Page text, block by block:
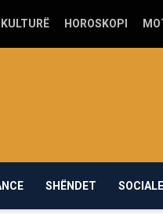
KULTURË HOROSKOPI
SHËNDET SOCIALE